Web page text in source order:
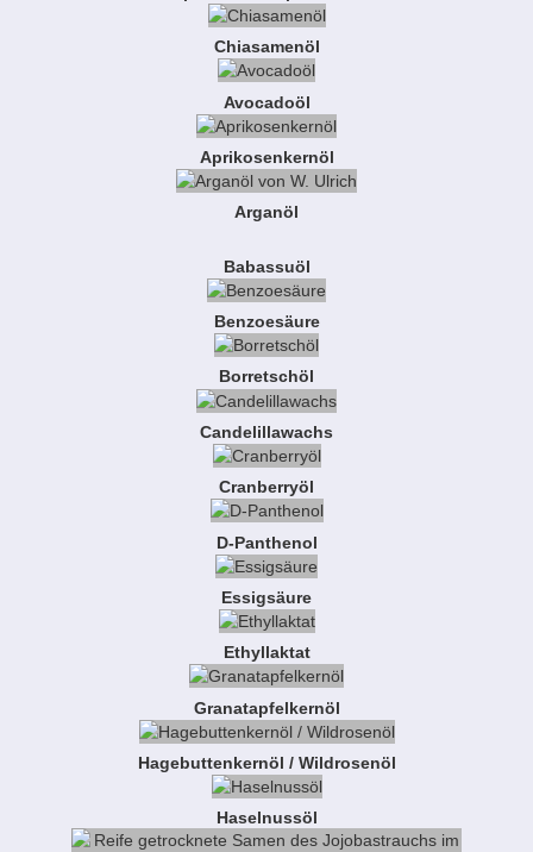
Chiasamenöl
Avocadoöl
Aprikosenkernöl
Arganöl
Babassuöl
Benzoesäure
Borretschöl
Candelillawachs
Cranberryöl
D-Panthenol
Essigsäure
Ethyllaktat
Granatapfelkernöl
Hagebuttenkernöl / Wildrosenöl
Haselnussöl